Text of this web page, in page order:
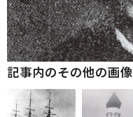
記事内のその他の画像